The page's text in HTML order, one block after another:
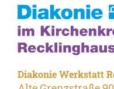
Diakonie Werkstatt